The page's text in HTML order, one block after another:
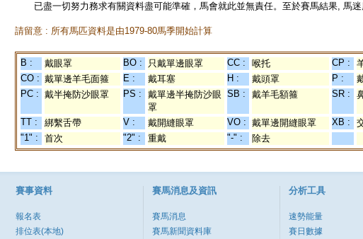
已盡一切努力務求有關資料盡可能準確，馬會就此並無責任。至於賽馬結果, 馬迷
請留意 : 所有馬匹資料是由1979-80馬季開始計算
B : 戴眼罩 BO : 只戴單邊眼罩 CC : 喉托 CP :
CO : 戴單邊羊毛面箍 E : 戴耳塞 H : 戴頭罩 P :
PC : 戴半掩防沙眼罩 PS :
戴單邊半掩防沙眼
罩
SB : 戴羊毛額箍 SR :
TT : 綁繫舌帶 V : 戴開縫眼罩 VO : 戴單邊開縫眼罩 XB :
"1" :
首次 "2" : 重戴 "-" : 除去
賽事資料
報名表
排位表(本地)
賽馬消息及資訊
賽馬消息
賽馬新聞資料庫
分析工具
速勢能量
賽日數據